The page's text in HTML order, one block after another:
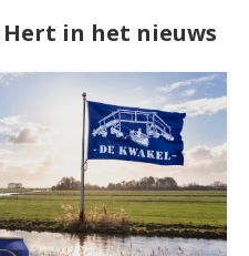
in het nieuws